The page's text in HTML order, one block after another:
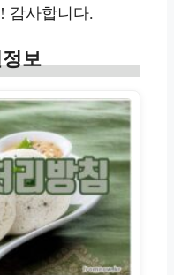
감사합니다.
보